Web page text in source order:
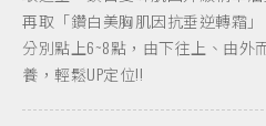
再取「鑽白美胸肌因抗垂逆轉霜
分別點上6~8點，由下往上、由外
養，輕鬆UP定位!!